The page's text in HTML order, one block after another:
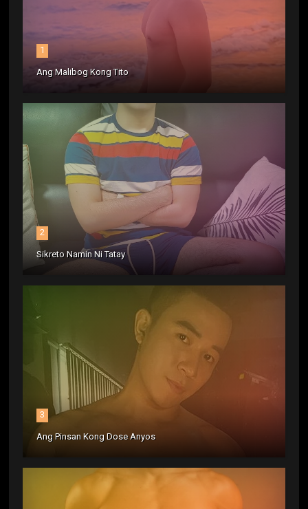
1
Ang Malibog Kong Tito
2
Sikreto Namin Ni Tatay
3
Ang Pinsan Kong Dose Anyos